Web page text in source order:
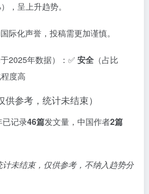
，呈上升趋势。
际化声誉，投稿需更加谨慎。
于2025年数据）：✅ 安全 （占比
度高
参考，统计未结束）
已记录46篇发文量，中国作者2篇
未结束，仅供参考，不纳入趋势分